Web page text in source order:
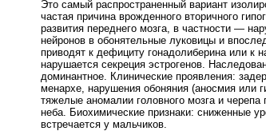
Это самый распространенный вариант
частая причина врожденного вторичного
развития переднего мозга, в частности —
нейронов в обонятельные луковицы и
приводят к дефициту гонадолиберина или к
нарушается секреция эстрогенов.
доминантное. Клинические проявления:
менархе, нарушения обоняния (аносмия или
тяжелые аномалии головного мозга и
неба. Биохимические признаки: сниженные
встречается у мальчиков.